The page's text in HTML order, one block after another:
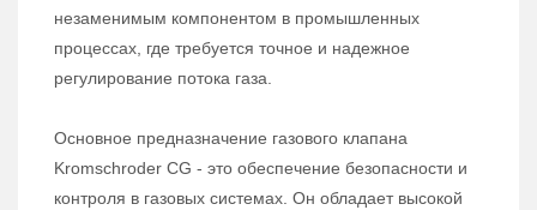
незаменимым компонентом в промышленных
процессах, где требуется точное и надежное
регулирование потока газа.
Основное предназначение газового клапана
Kromschroder CG - это обеспечение безопасности и
контроля в газовых системах. Он обладает высокой